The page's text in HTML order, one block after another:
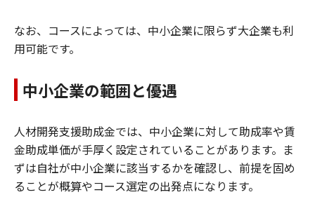
なお、コースによっては、中小企業に限らず大企業も利
用可能です。
中小企業の範囲と優遇
人材開発支援助成金では、中小企業に対して助成率や賃
金助成単価が手厚く設定されていることがあります。ま
ずは自社が中小企業に該当するかを確認し、前提を固め
ることが概算やコース選定の出発点になります。